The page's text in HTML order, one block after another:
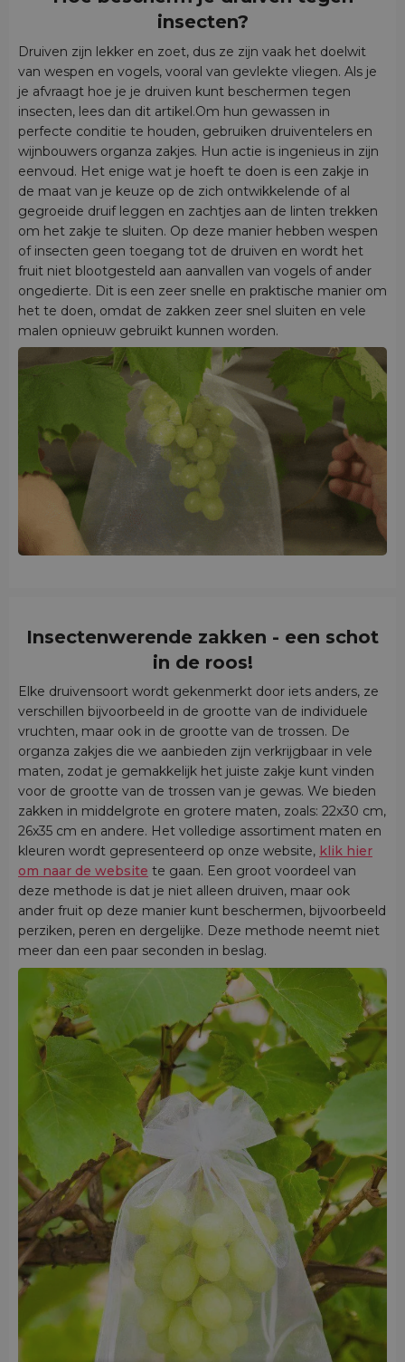
insecten?
Druiven zijn lekker en zoet, dus ze zijn vaak het doelwit
van wespen en vogels, vooral van gevlekte vliegen. Als je
je afvraagt hoe je je druiven kunt beschermen tegen
insecten, lees dan dit artikel.Om hun gewassen in
perfecte conditie te houden, gebruiken druiventelers en
wijnbouwers organza zakjes. Hun actie is ingenieus in zijn
eenvoud. Het enige wat je hoeft te doen is een zakje in
de maat van je keuze op de zich ontwikkelende of al
gegroeide druif leggen en zachtjes aan de linten trekken
om het zakje te sluiten. Op deze manier hebben wespen
of insecten geen toegang tot de druiven en wordt het
fruit niet blootgesteld aan aanvallen van vogels of ander
ongedierte. Dit is een zeer snelle en praktische manier om
het te doen, omdat de zakken zeer snel sluiten en vele
malen opnieuw gebruikt kunnen worden.
Insectenwerende zakken - een schot
in de roos!
Elke druivensoort wordt gekenmerkt door iets anders, ze
verschillen bijvoorbeeld in de grootte van de individuele
vruchten, maar ook in de grootte van de trossen. De
organza zakjes die we aanbieden zijn verkrijgbaar in vele
maten, zodat je gemakkelijk het juiste zakje kunt vinden
voor de grootte van de trossen van je gewas. We bieden
zakken in middelgrote en grotere maten, zoals: 22x30 cm,
26x35 cm en andere. Het volledige assortiment maten en
kleuren wordt gepresenteerd op onze website, klik hier
om naar de website te gaan. Een groot voordeel van
deze methode is dat je niet alleen druiven, maar ook
ander fruit op deze manier kunt beschermen, bijvoorbeeld
perziken, peren en dergelijke. Deze methode neemt niet
meer dan een paar seconden in beslag.